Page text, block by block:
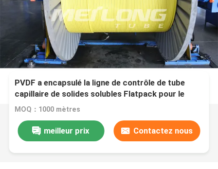
PVDF a encapsulé la ligne de contrôle de tube
capillaire de solides solubles Flatpack pour le
pétrole et le gaz Wells
MOQ：1000 mètres
meilleur prix Contactez nous